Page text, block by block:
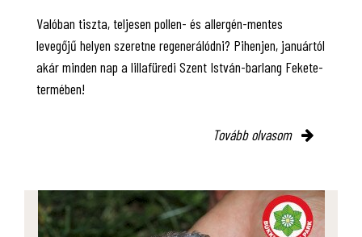
Valóban tiszta, teljesen pollen- és allergén-mentes
levegőjű helyen szeretne regenerálódni? Pihenjen, januártól
akár minden nap a lillafüredi Szent István-barlang Fekete-
termében!
Tovább olvasom